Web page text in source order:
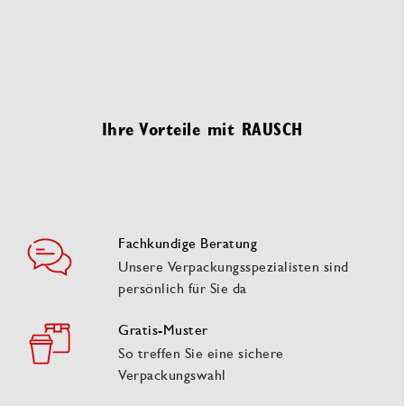
Ihre Vorteile mit RAUSCH
Fachkundige Beratung
Unsere Verpackungsspezialisten sind
persönlich für Sie da
Gratis-Muster
So treffen Sie eine sichere
Verpackungswahl